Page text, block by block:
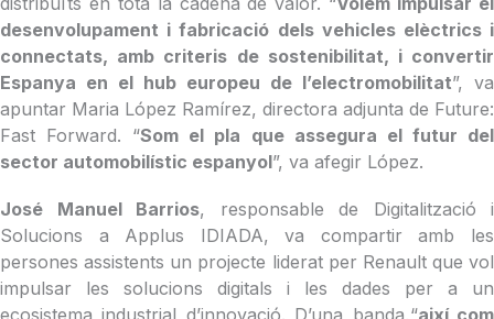
desenvolupament i fabricació dels vehicles elèctrics i
connectats, amb criteris de sostenibilitat, i convertir
Espanya en el hub europeu de l’electromobilitat”, va
apuntar Maria López Ramírez, directora adjunta de Future:
Fast Forward. “Som el pla que assegura el futur del
sector automobilístic espanyol”, va afegir López.
José Manuel Barrios, responsable de Digitalització i
Solucions a Applus IDIADA, va compartir amb les
persones assistents un projecte liderat per Renault que vol
impulsar les solucions digitals i les dades per a un